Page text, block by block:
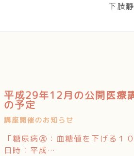
下肢
平成29年12月の公開医療
の予定
講座開催のお知らせ
「糖尿病⑳：血糖値を下げる１０
日時：平成…